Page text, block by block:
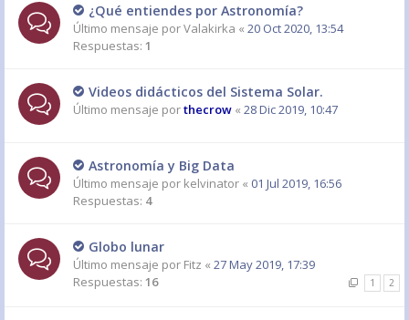
¿Qué entiendes por Astronomía?
Último mensaje porValakirka « 20 Oct 2020, 13:54
Respuestas: 1
Videos didácticos del Sistema Solar.
Último mensaje porthecrow « 28 Dic 2019, 10:47
Astronomía y Big Data
Último mensaje por kelvinator « 01 Jul 2019, 16:56
Respuestas: 4
Globo lunar
Último mensaje por Fitz « 27 May 2019, 17:39
Respuestas: 16 1 2